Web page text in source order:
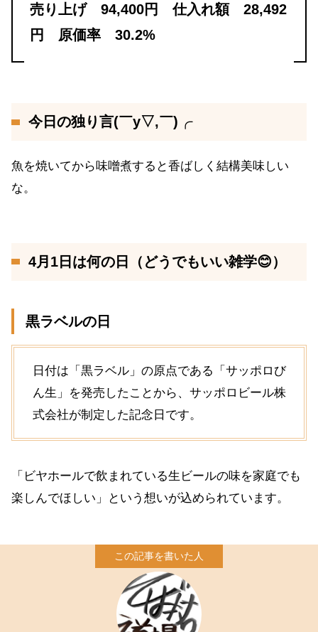
売り上げ 94,400円 仕入れ額 28,492
円 原価率 30.2%
今日の独り言(￣y▽,￣)╭
魚を焼いてから味噌煮すると香ばしく結構美味しい
な。
4月1日は何の日（どうでもいい雑学😊）
黒ラベルの日
日付は「黒ラベル」の原点である「サッポロび
ん生」を発売したことから、サッポロビール株
式会社が制定した記念日です。
「ビヤホールで飲まれている生ビールの味を家庭でも
楽しんでほしい」という想いが込められています。